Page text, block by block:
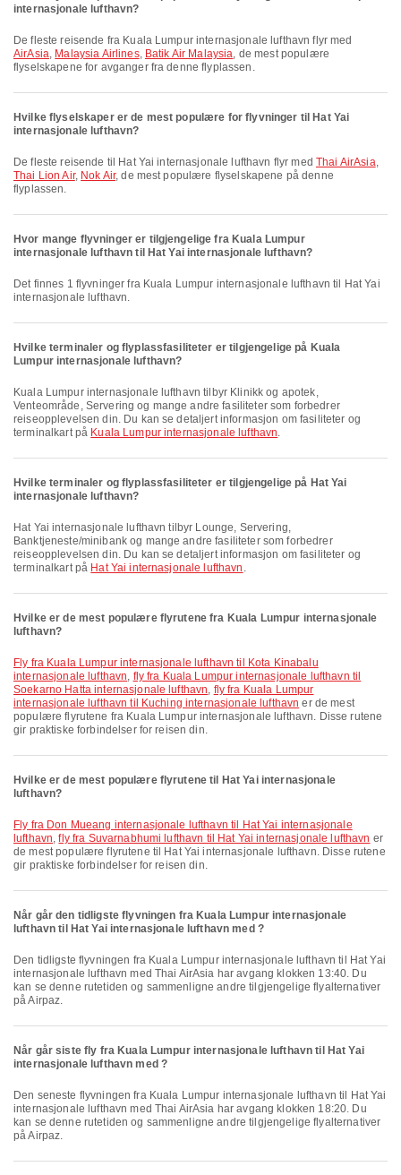
internasjonale lufthavn?
De fleste reisende fra Kuala Lumpur internasjonale lufthavn flyr med
AirAsia, Malaysia Airlines, Batik Air Malaysia, de mest populære
flyselskapene for avganger fra denne flyplassen.
Hvilke flyselskaper er de mest populære for flyvninger til Hat Yai
internasjonale lufthavn?
De fleste reisende til Hat Yai internasjonale lufthavn flyr med Thai AirAsia,
Thai Lion Air, Nok Air, de mest populære flyselskapene på denne
flyplassen.
Hvor mange flyvninger er tilgjengelige fra Kuala Lumpur
internasjonale lufthavn til Hat Yai internasjonale lufthavn?
Det finnes 1 flyvninger fra Kuala Lumpur internasjonale lufthavn til Hat Yai
internasjonale lufthavn.
Hvilke terminaler og flyplassfasiliteter er tilgjengelige på Kuala
Lumpur internasjonale lufthavn?
Kuala Lumpur internasjonale lufthavn tilbyr Klinikk og apotek,
Venteområde, Servering og mange andre fasiliteter som forbedrer
reiseopplevelsen din. Du kan se detaljert informasjon om fasiliteter og
terminalkart på Kuala Lumpur internasjonale lufthavn.
Hvilke terminaler og flyplassfasiliteter er tilgjengelige på Hat Yai
internasjonale lufthavn?
Hat Yai internasjonale lufthavn tilbyr Lounge, Servering,
Banktjeneste/minibank og mange andre fasiliteter som forbedrer
reiseopplevelsen din. Du kan se detaljert informasjon om fasiliteter og
terminalkart på Hat Yai internasjonale lufthavn .
Hvilke er de mest populære flyrutene fra Kuala Lumpur internasjonale
lufthavn?
fly fra Kuala Lumpur internasjonale lufthavn til Kota Kinabalu
internasjonale lufthavn, fly fra Kuala Lumpur internasjonale lufthavn til
Soekarno Hatta internasjonale lufthavn, fly fra Kuala Lumpur
internasjonale lufthavn til Kuching internasjonale lufthavn er de mest
populære flyrutene fra Kuala Lumpur internasjonale lufthavn. Disse rutene
gir praktiske forbindelser for reisen din.
Hvilke er de mest populære flyrutene til Hat Yai internasjonale
lufthavn?
fly fra Don Mueang internasjonale lufthavn til Hat Yai internasjonale
lufthavn,fly fra Suvarnabhumi lufthavn til Hat Yai internasjonale lufthavn er
de mest populære flyrutene til Hat Yai internasjonale lufthavn. Disse rutene
gir praktiske forbindelser for reisen din.
Når går den tidligste flyvningen fra Kuala Lumpur internasjonale
lufthavn til Hat Yai internasjonale lufthavn med ?
Den tidligste flyvningen fra Kuala Lumpur internasjonale lufthavn til Hat Yai
internasjonale lufthavn med Thai AirAsia har avgang klokken 13:40. Du
kan se denne rutetiden og sammenligne andre tilgjengelige flyalternativer
på Airpaz.
Når går siste fly fra Kuala Lumpur internasjonale lufthavn til Hat Yai
internasjonale lufthavn med ?
Den seneste flyvningen fra Kuala Lumpur internasjonale lufthavn til Hat Yai
internasjonale lufthavn med Thai AirAsia har avgang klokken 18:20. Du
kan se denne rutetiden og sammenligne andre tilgjengelige flyalternativer
på Airpaz.